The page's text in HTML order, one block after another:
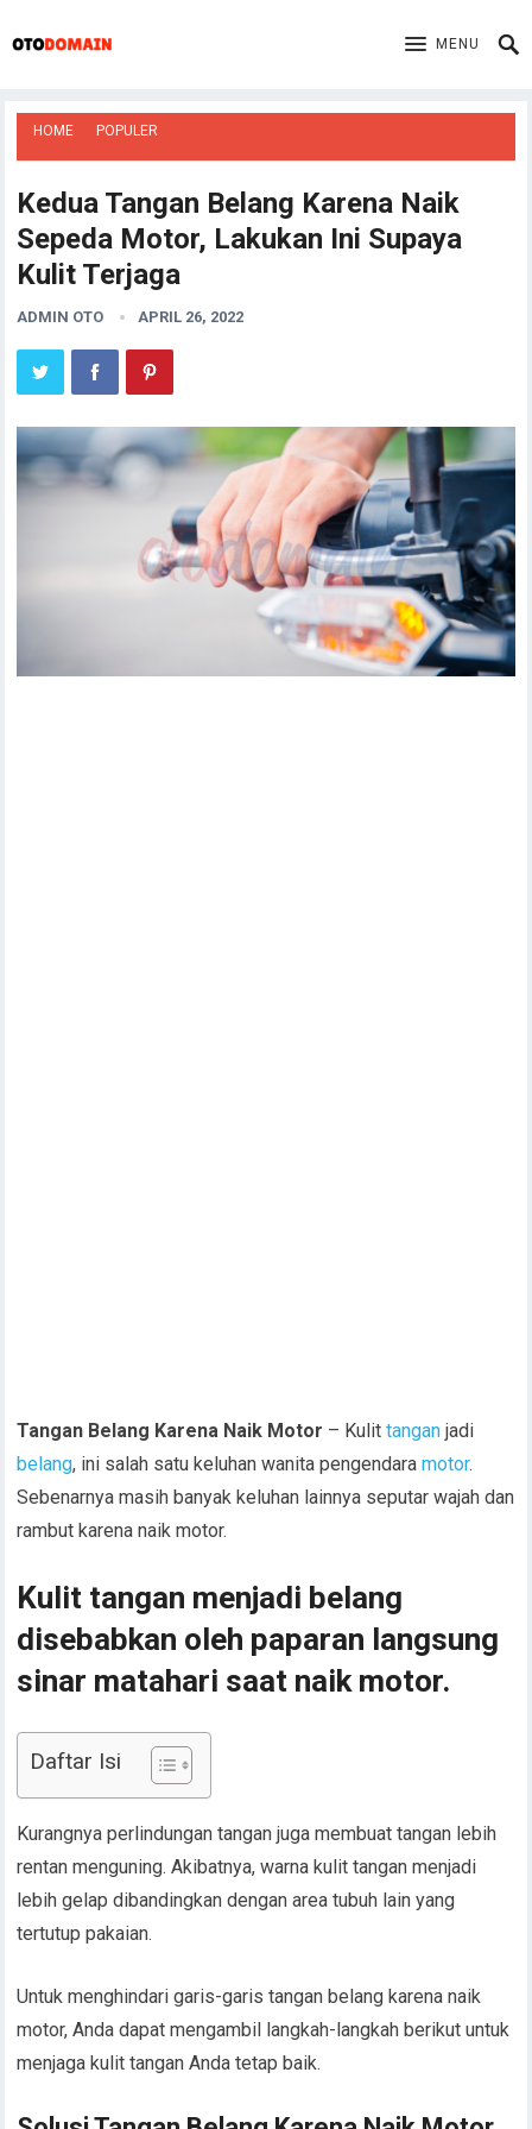
MENU
HOME POPULER
Kedua Tangan Belang Karena Naik
Sepeda Motor, Lakukan Ini Supaya
Kulit Terjaga
ADMIN OTO APRIL 26, 2022
Tangan Belang Karena Naik Motor – Kulittangan jadi
belang, ini salah satu keluhan wanita pengendaramotor.
Sebenarnya masih banyak keluhan lainnya seputar wajah dan
rambut karena naik motor.
Kulit tangan menjadi belang
disebabkan oleh paparan langsung
sinar matahari saat naik motor.
Daftar Isi
Kurangnya perlindungan tangan juga membuat tangan lebih
rentan menguning. Akibatnya, warna kulit tangan menjadi
lebih gelap dibandingkan dengan area tubuh lain yang
tertutup pakaian.
Untuk menghindari garis-garis tangan belang karena naik
motor, Anda dapat mengambil langkah-langkah berikut untuk
menjaga kulit tangan Anda tetap baik.